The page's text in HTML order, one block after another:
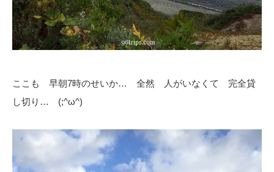
ここも 早朝7時のせいか… 全然 人がいなくて 完全貸
し切り… (;^ω^)